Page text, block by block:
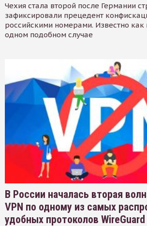
Чехия стала второй после Германии
зафиксировали прецедент
российскими номерами. Известно
одном подобном случае
В России началась вторая
VPN по одному из самых
удобных протоколов WireGuard